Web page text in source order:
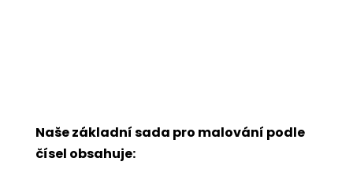
Naše základní sada pro malování podle
čísel obsahuje: